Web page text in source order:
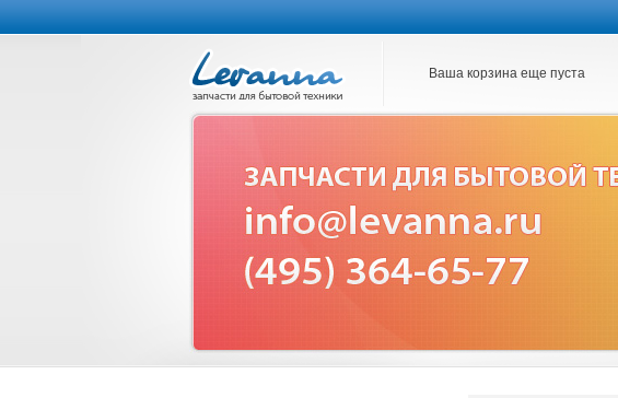
Ваша корзина еще пуста